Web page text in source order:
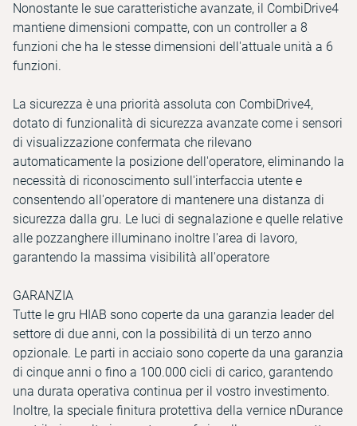
Nonostante le sue caratteristiche avanzate, il CombiDrive4
mantiene dimensioni compatte, con un controller a 8
funzioni che ha le stesse dimensioni dell'attuale unità a 6
funzioni.
La sicurezza è una priorità assoluta con CombiDrive4,
dotato di funzionalità di sicurezza avanzate come i sensori
di visualizzazione confermata che rilevano
automaticamente la posizione dell'operatore, eliminando la
necessità di riconoscimento sull'interfaccia utente e
consentendo all'operatore di mantenere una distanza di
sicurezza dalla gru. Le luci di segnalazione e quelle relative
alle pozzanghere illuminano inoltre l'area di lavoro,
garantendo la massima visibilità all'operatore
GARANZIA
Tutte le gru HIAB sono coperte da una garanzia leader del
settore di due anni, con la possibilità di un terzo anno
opzionale. Le parti in acciaio sono coperte da una garanzia
di cinque anni o fino a 100.000 cicli di carico, garantendo
una durata operativa continua per il vostro investimento.
Inoltre, la speciale finitura protettiva della vernice nDurance